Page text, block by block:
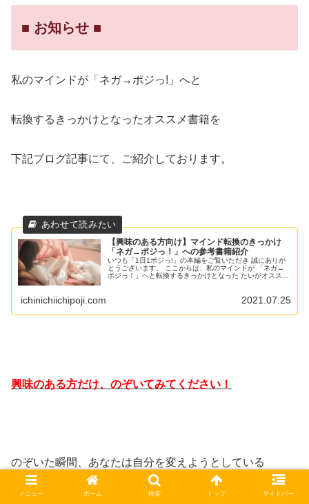
■ お知らせ ■
私のマインドが「ネガ→ポジっ!」へと
転換するきっかけとなったオススメ書籍を
下記ブログ記事にて、ご紹介しております。
【興味のある方向け】マインド転換のきっかけ
「ネガ→ポジっ！」への参考書籍紹介
いつも「1日1ポジっ!」の本編をご覧いただき 誠にありが
とうございます。 ここからは、私のマインドが 「ネガ→
ポジっ！」へと転換するきっかけとなった たいがオススメ
ichinichiichipoji.com 2021.07.25
興味のある方だけ、のぞいてみてください！
のぞいた瞬間、あなたは自分を変えようとしている
メニュー ホーム 検索 トップ サイドバー